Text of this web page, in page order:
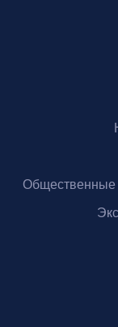
Общественные